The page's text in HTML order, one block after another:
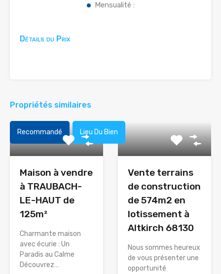
Mensualité :
Détails du Prix
Propriétés similaires
Recommandé Lieu Du Bien
Maison à vendre
à TRAUBACH-
LE-HAUT de
125m²
Charmante maison
avec écurie : Un
Paradis au Calme
Découvrez…
Vente terrains
de construction
de 574m2 en
lotissement à
Altkirch 68130
Nous sommes heureux
de vous présenter une
opportunité